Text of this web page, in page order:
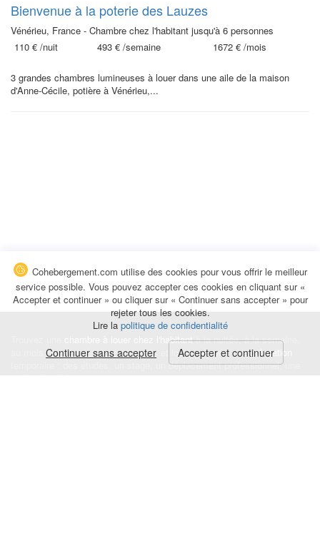
Bienvenue à la poterie des Lauzes
Vénérieu, France - Chambre chez l'habitant jusqu'à 6 personnes
110 € /nuit 493 € /semaine 1672 € /mois
3 grandes chambres lumineuses à louer dans une aile de la maison
d'Anne-Cécile, potière à Vénérieu,...
chambre à louer chez l'habitantà la nuitée, à la semaine,
au mois ou à l'année pour de courts et longs séjours, unecolocation
temporaire : des études, un stage, un déplacement professionnel, une
Cohebergement.com utilise des cookies pour vous offrir le meilleur
service possible. Vous pouvez accepter ces cookies en cliquant sur «
Accepter et continuer » ou cliquer sur « Continuer sans accepter » pour
rejeter tous les cookies.
Lire la politique de confidentialité
Continuer sans accepter Accepter et continuer